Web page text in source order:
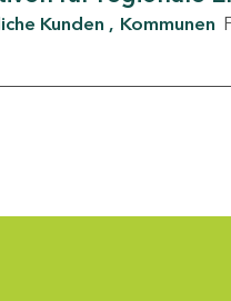
Kunden Kommunen